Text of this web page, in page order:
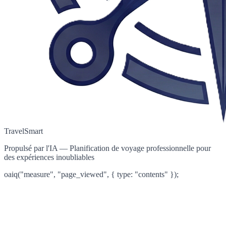
TravelSmart
Propulsé par l'IA — Planification de voyage professionnelle pour
des expériences inoubliables
oaiq("measure", "page_viewed", { type: "contents" });